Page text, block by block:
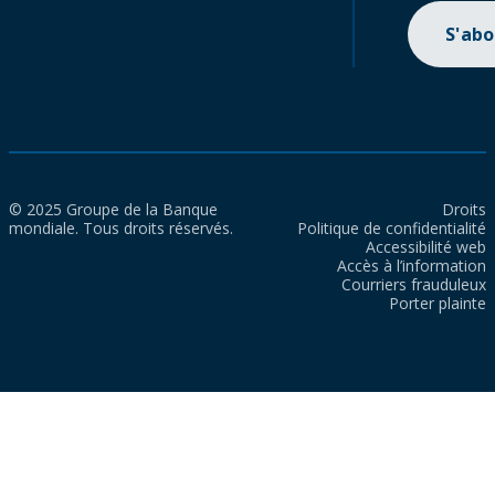
© 2025 Groupe de la Banque
mondiale. Tous droits réservés.
Droits
Politique de confidentialité
Accessibilité web
Accès à l’information
Courriers frauduleux
Porter plainte